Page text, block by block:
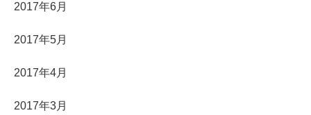
2017年6月
2017年5月
2017年4月
2017年3月